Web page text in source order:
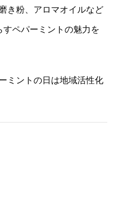
き粉、アロマオイルなど
ペパーミントの魅力を
ミントの日は地域活性化